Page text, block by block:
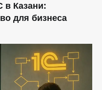
в Казани:
для бизнеса